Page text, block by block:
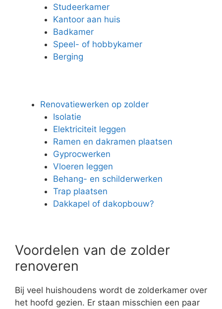
Studeerkamer
Kantoor aan huis
Badkamer
Speel- of hobbykamer
Berging
Renovatiewerken op zolder
Isolatie
Elektriciteit leggen
Ramen en dakramen plaatsen
Gyprocwerken
Vloeren leggen
Behang- en schilderwerken
Trap plaatsen
Dakkapel of dakopbouw?
Voordelen van de zolder
renoveren
Bij veel huishoudens wordt de zolderkamer over
het hoofd gezien. Er staan misschien een paar